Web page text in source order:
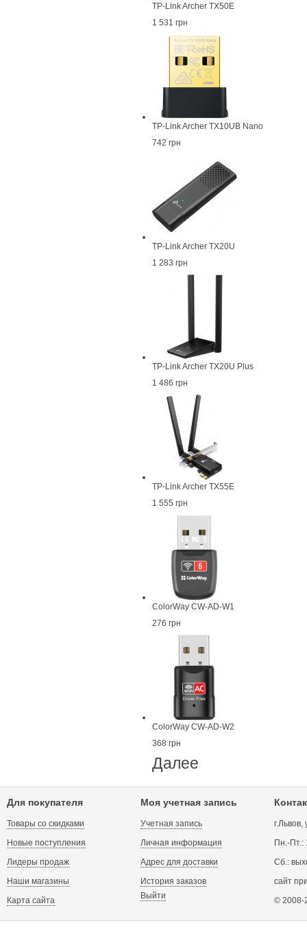
TP-Link Archer TX50E
1 531 грн
TP-Link Archer TX10UB Nano
742 грн
TP-Link Archer TX20U
1 283 грн
TP-Link Archer TX20U Plus
1 486 грн
TP-Link Archer TX55E
1 555 грн
ColorWay CW-AD-W1
276 грн
ColorWay CW-AD-W2
368 грн
Далее
Для покупателя
Товары со скидками
Новые поступления
Лидеры продаж
Наши магазины
Карта сайта
Моя учетная запись
Учетная запись
Личная информация
Адрес для доставки
История заказов
Выйти
Пн.-Пт.:
Сб.:
сайт
© 2008-